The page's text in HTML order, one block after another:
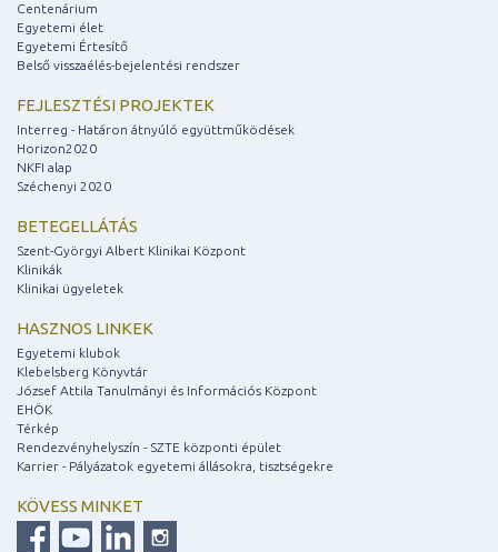
Centenárium
Egyetemi élet
Egyetemi Értesítő
Belső visszaélés-bejelentési rendszer
FEJLESZTÉSI PROJEKTEK
Interreg - Határon átnyúló együttműködések
Horizon2020
NKFI alap
Széchenyi 2020
BETEGELLÁTÁS
Szent-Györgyi Albert Klinikai Központ
Klinikák
Klinikai ügyeletek
HASZNOS LINKEK
Egyetemi klubok
Klebelsberg Könyvtár
József Attila Tanulmányi és Információs Központ
EHÖK
Térkép
Rendezvényhelyszín - SZTE központi épület
Karrier - Pályázatok egyetemi állásokra, tisztségekre
KÖVESS MINKET